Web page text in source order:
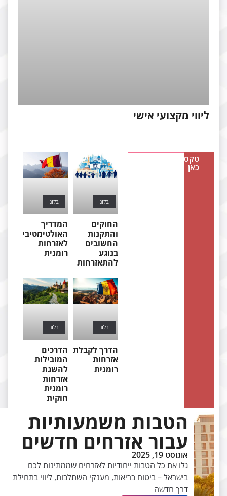
מקצועי אישי
הטבות משמעותיות
עבור אזרחים חדשים
אוגוסט 19, 2025
גלו את כל הטבות ייחודיות לאזרחים שממתינות לכם
בישראל – ביטוח בריאות, מענקי השתלבות, ליווי בתחילת
דרך חדשה
החוקים
והתקנות
החשובים
להתאזרחות
המדריך
האולטימטיבי
לאזרחות
רומנית
הדרך לקבלת
אזרחות
רומנית
הדרכים
המובילות
להשגת
אזרחות
רומנית
חוקית